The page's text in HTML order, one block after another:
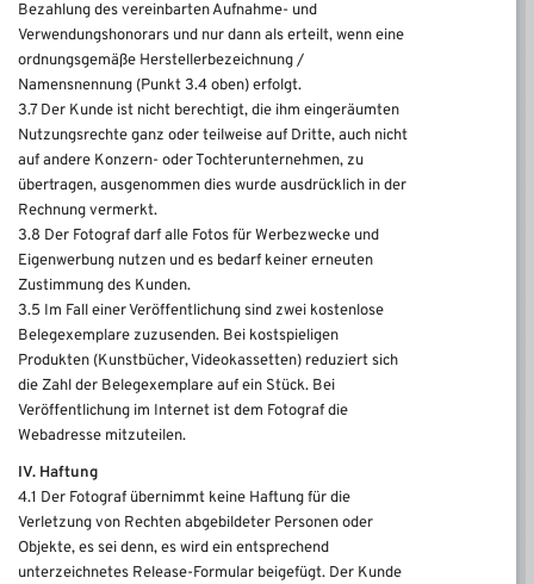
Bezahlung des vereinbarten Aufnahme- und
Verwendungshonorars und nur dann als erteilt, wenn eine
ordnungsgemäße Herstellerbezeichnung /
Namensnennung (Punkt 3.4 oben) erfolgt.
3.7 Der Kunde ist nicht berechtigt, die ihm eingeräumten
Nutzungsrechte ganz oder teilweise auf Dritte, auch nicht
auf andere Konzern- oder Tochterunternehmen, zu
übertragen, ausgenommen dies wurde ausdrücklich in der
Rechnung vermerkt.
3.8 Der Fotograf darf alle Fotos für Werbezwecke und
Eigenwerbung nutzen und es bedarf keiner erneuten
Zustimmung des Kunden.
3.5 Im Fall einer Veröffentlichung sind zwei kostenlose
Belegexemplare zuzusenden. Bei kostspieligen
Produkten (Kunstbücher, Videokassetten) reduziert sich
die Zahl der Belegexemplare auf ein Stück. Bei
Veröffentlichung im Internet ist dem Fotograf die
Webadresse mitzuteilen.
IV. Haftung
4.1 Der Fotograf übernimmt keine Haftung für die
Verletzung von Rechten abgebildeter Personen oder
Objekte, es sei denn, es wird ein entsprechend
unterzeichnetes Release-Formular beigefügt. Der Kunde